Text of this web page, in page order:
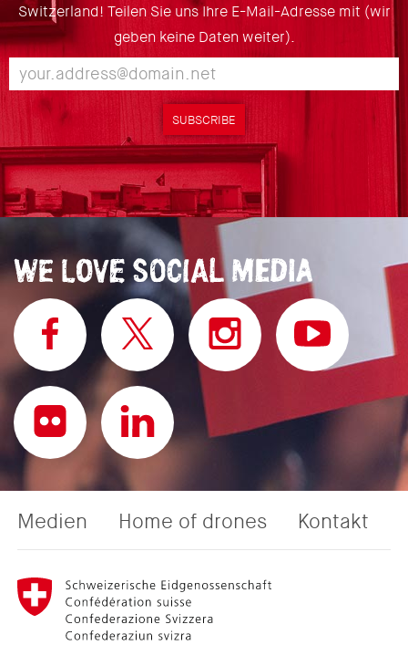
Switzerland! Teilen Sie uns Ihre E-Mail-Adresse mit (wir
geben keine Daten weiter).
SUBSCRIBE
Medien Home of drones Kontakt